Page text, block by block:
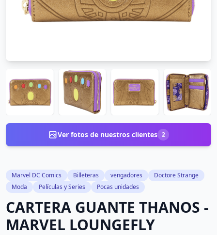
Ver fotos de nuestros clientes 2
Marvel DC Comics Billeteras vengadores
Doctore Strange
Moda
Películas y Series Pocas unidades
CARTERA GUANTE THANOS -
MARVEL LOUNGEFLY